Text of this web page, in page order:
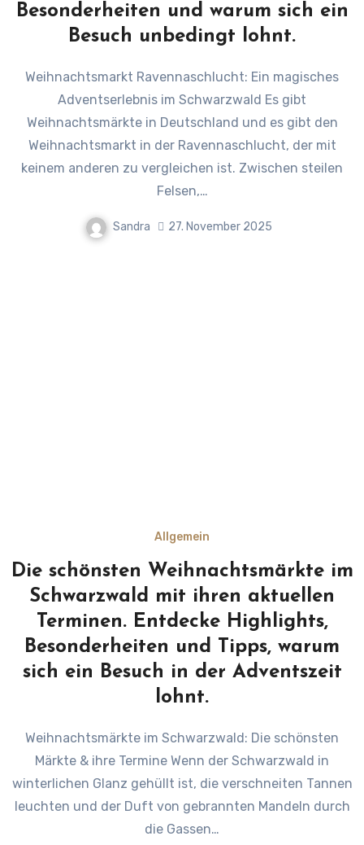
Besonderheiten und warum sich ein
Besuch unbedingt lohnt.
Weihnachtsmarkt Ravennaschlucht: Ein magisches
Adventserlebnis im Schwarzwald Es gibt
Weihnachtsmärkte in Deutschland und es gibt den
Weihnachtsmarkt in der Ravennaschlucht, der mit
keinem anderen zu vergleichen ist. Zwischen steilen
Felsen,…
Sandra 27. November 2025
Allgemein
Die schönsten Weihnachtsmärkte im
Schwarzwald mit ihren aktuellen
Terminen. Entdecke Highlights,
Besonderheiten und Tipps, warum
sich ein Besuch in der Adventszeit
lohnt.
Weihnachtsmärkte im Schwarzwald: Die schönsten
Märkte & ihre Termine Wenn der Schwarzwald in
winterlichen Glanz gehüllt ist, die verschneiten Tannen
leuchten und der Duft von gebrannten Mandeln durch
die Gassen…